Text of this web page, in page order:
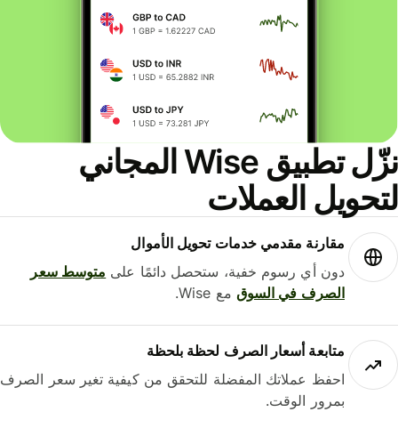
نزّل تطبيق Wise المجاني
العملات
مقارنة مقدمي خدمات تحويل الأموال
دون أي رسوم خفية، ستحصل دائمًا علىمتوسط ​​سعر
الصرف في السوقمع Wise.
متابعة أسعار الصرف لحظة بلحظة
احفظ عملاتك المفضلة للتحقق من كيفية تغير سعر الصرف
بمرور الوقت.